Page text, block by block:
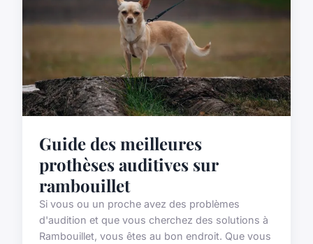
Guide des meilleures
prothèses auditives sur
rambouillet
Si vous ou un proche avez des problèmes
d'audition et que vous cherchez des solutions à
Rambouillet, vous êtes au bon endroit. Que vous